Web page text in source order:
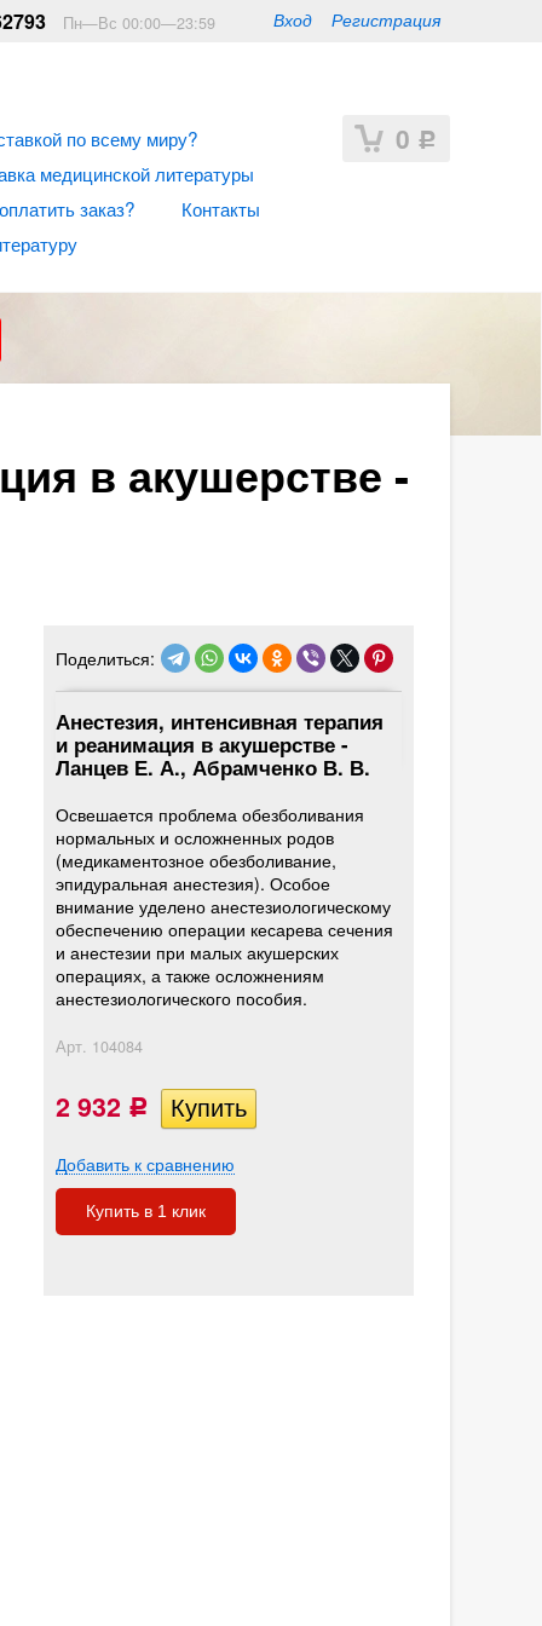
Вход Регистрация
Пн—Вс 00:00—23:59
0 Р
по всему миру?
медицинской литературы
заказ?
Контакты
в акушерстве -
Поделиться:
Анестезия, интенсивная терапия
и реанимация в акушерстве -
Ланцев Е. А., Абрамченко В. В.
Освешается проблема обезболивания
нормальных и осложненных родов
(медикаментозное обезболивание,
эпидуральная анестезия). Особое
внимание уделено анестезиологическому
обеспечению операции кесарева сечения
и анестезии при малых акушерских
операциях, а также осложнениям
анестезиологического пособия.
Арт. 104084
2 932 Р
Добавить к сравнению
Купить в 1 клик